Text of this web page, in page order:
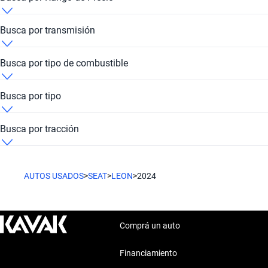
Seat Leon 2024 de 10 millones de pesos
Seat Leon 2024 de
Seat Leon 2024 de
Busca por transmisión
Seat Leon 2024 Automática
Busca por tipo de combustible
Seat Leon 2024 Diesel
Busca por tipo
Seat Leon 2024 Hatchback
Busca por tracción
AUTOS USADOS>SEAT>LEON>2024
Comprá un auto
Financiamiento